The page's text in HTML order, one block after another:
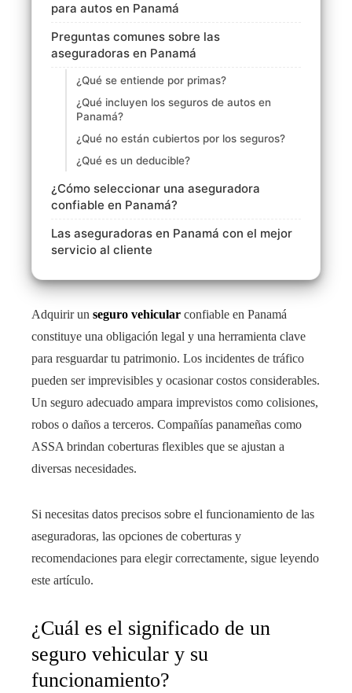
para autos en Panamá
Preguntas comunes sobre las
aseguradoras en Panamá
¿Qué se entiende por primas?
¿Qué incluyen los seguros de autos en
Panamá?
¿Qué no están cubiertos por los seguros?
¿Qué es un deducible?
¿Cómo seleccionar una aseguradora
confiable en Panamá?
Las aseguradoras en Panamá con el mejor
servicio al cliente
Adquirir un seguro vehicular confiable en Panamá
constituye una obligación legal y una herramienta clave
para resguardar tu patrimonio. Los incidentes de tráfico
pueden ser imprevisibles y ocasionar costos considerables.
Un seguro adecuado ampara imprevistos como colisiones,
robos o daños a terceros. Compañías panameñas como
ASSA brindan coberturas flexibles que se ajustan a
diversas necesidades.
Si necesitas datos precisos sobre el funcionamiento de las
aseguradoras, las opciones de coberturas y
recomendaciones para elegir correctamente, sigue leyendo
este artículo.
¿Cuál es el significado de un
seguro vehicular y su
funcionamiento?